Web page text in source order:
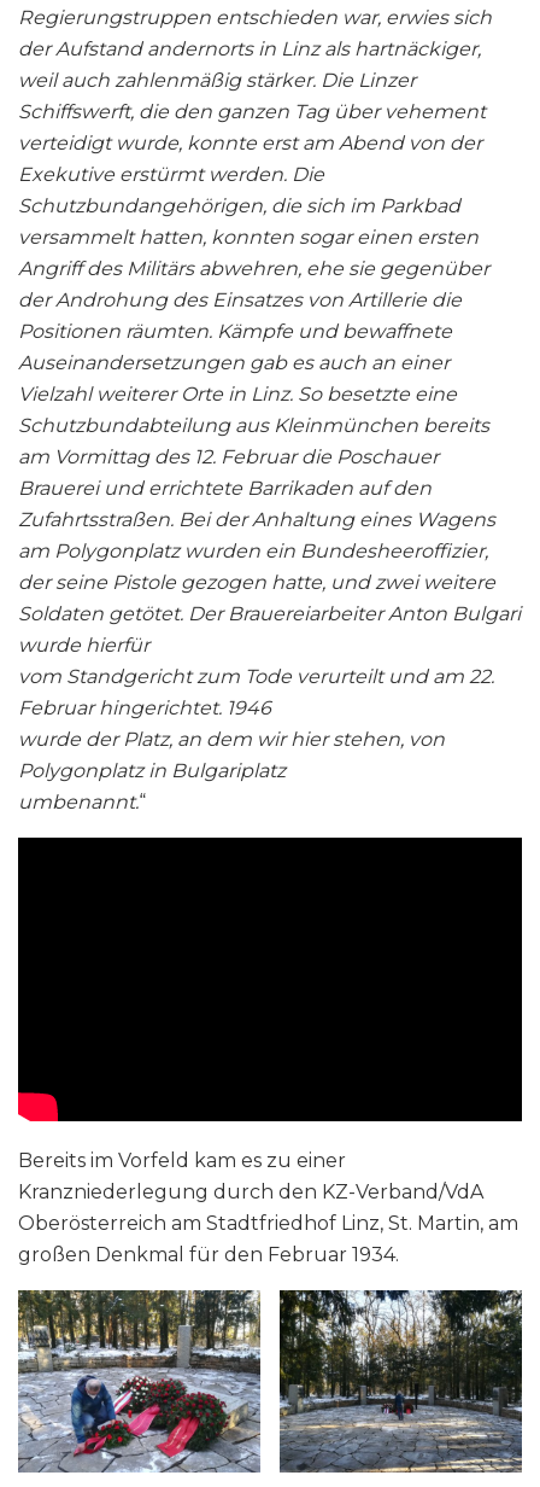
Regierungstruppen entschieden war, erwies sich
der Aufstand andernorts in Linz als hartnäckiger,
weil auch zahlenmäßig stärker. Die Linzer
Schiffswerft, die den ganzen Tag über vehement
verteidigt wurde, konnte erst am Abend von der
Exekutive erstürmt werden. Die
Schutzbundangehörigen, die sich im Parkbad
versammelt hatten, konnten sogar einen ersten
Angriff des Militärs abwehren, ehe sie gegenüber
der Androhung des Einsatzes von Artillerie die
Positionen räumten. Kämpfe und bewaffnete
Auseinandersetzungen gab es auch an einer
Vielzahl weiterer Orte in Linz. So besetzte eine
Schutzbundabteilung aus Kleinmünchen bereits
am Vormittag des 12. Februar die Poschauer
Brauerei und errichtete Barrikaden auf den
Zufahrtsstraßen. Bei der Anhaltung eines Wagens
am Polygonplatz wurden ein Bundesheeroffizier,
der seine Pistole gezogen hatte, und zwei weitere
Soldaten getötet. Der Brauereiarbeiter Anton Bulgari
wurde hierfür
vom Standgericht zum Tode verurteilt und am 22.
Februar hingerichtet. 1946
wurde der Platz, an dem wir hier stehen, von
Polygonplatz in Bulgariplatz
umbenannt.“
Bereits im Vorfeld kam es zu einer
Kranzniederlegung durch den KZ-Verband/VdA
Oberösterreich am Stadtfriedhof Linz, St. Martin, am
großen Denkmal für den Februar 1934.